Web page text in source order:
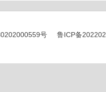
号 鲁ICP备